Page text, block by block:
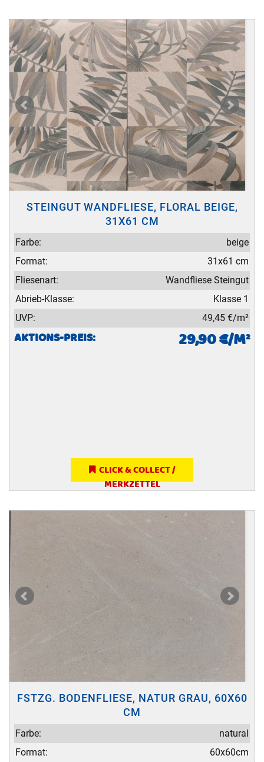
STEINGUT WANDFLIESE, FLORAL BEIGE,
31X61 CM
Farbe:
beige
Format:
31x61 cm
Fliesenart:
Wandfliese Steingut
Abrieb-Klasse:
Klasse 1
UVP:
49,45 €/m²
AKTIONS-PREIS: 29,90 €/M²
CLICK & COLLECT /
MERKZETTEL
FSTZG. BODENFLIESE, NATUR GRAU, 60X60
CM
Farbe:
natural
Format:
60x60cm